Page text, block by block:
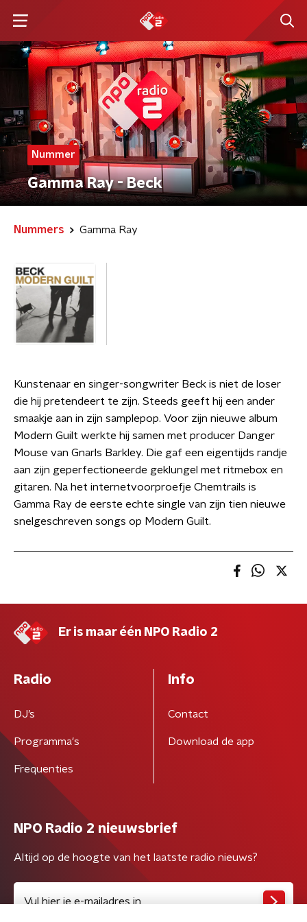
Nummer
Gamma Ray - Beck
Nummers Gamma Ray
Kunstenaar en singer-songwriter Beck is niet de loser
die hij pretendeert te zijn. Steeds geeft hij een ander
smaakje aan in zijn samplepop. Voor zijn nieuwe album
Modern Guilt werkte hij samen met producer Danger
Mouse van Gnarls Barkley. Die gaf een eigentijds randje
aan zijn geperfectioneerde geklungel met ritmebox en
gitaren. Na het internetvoorproefje Chemtrails is
Gamma Ray de eerste echte single van zijn tien nieuwe
snelgeschreven songs op Modern Guilt.
Er is maar één NPO Radio 2
Radio
DJ’s
Programma's
Frequenties
Info
Contact
Download de app
NPO Radio 2 nieuwsbrief
Altijd op de hoogte van het laatste radio nieuws?